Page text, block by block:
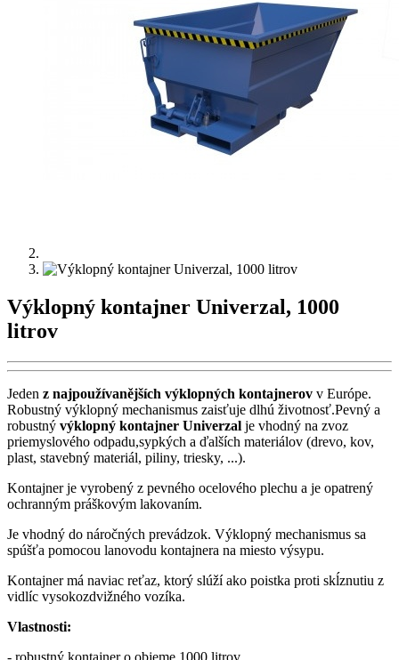
Výklopný kontajner Univerzal, 1000
litrov
Jeden z najpoužívanějších výklopných kontajnerov v Európe.
Robustný výklopný mechanismus zaisťuje dlhú životnosť.Pevný a
robustný výklopný kontajner Univerzal je vhodný na zvoz
priemyslového odpadu,sypkých a ďalších materiálov (drevo, kov,
plast, stavebný materiál, piliny, triesky, ...).
Kontajner je vyrobený z pevného ocelového plechu a je opatrený
ochranným práškovým lakovaním.
Je vhodný do náročných prevádzok. Výklopný mechanismus sa
spúšťa pomocou lanovodu kontajnera na miesto výsypu.
Kontajner má naviac reťaz, ktorý slúží ako poistka proti skĺznutiu z
vidlíc vysokozdvižného vozíka.
Vlastnosti:
- robustný kontajner o objeme 1000 litrov